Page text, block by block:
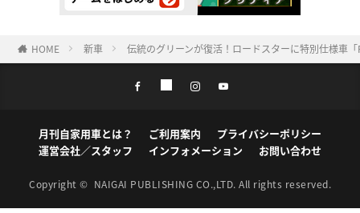
HOME 新車 伝統のグリーンが復活！ロードスターに特別仕様車
月刊自家用車とは？ ご利用案内
プライバシーポリシー
運営会社／スタッフ
インフォメーション お問い合わせ
Copyright © NAIGAI PUBLISHING CO.,LTD. All rights reserved.